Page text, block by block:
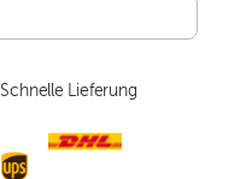
Schnelle Lieferung